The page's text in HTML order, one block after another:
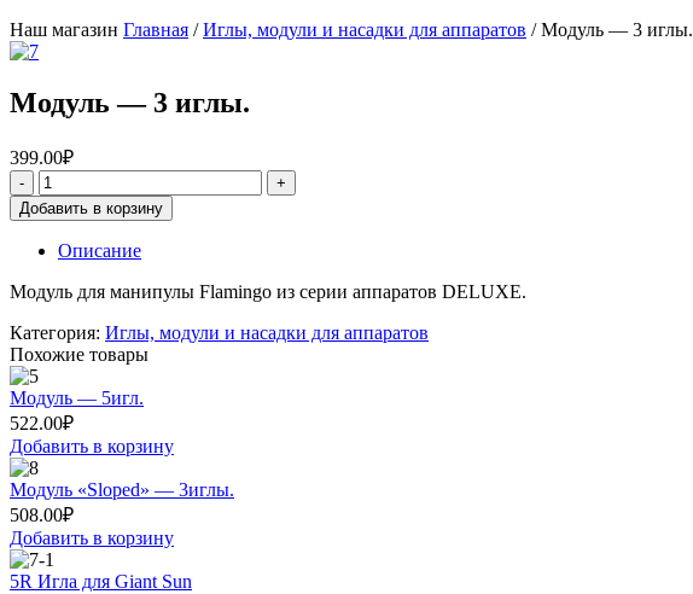
Наш магазин Главная /Иглы, модули и насадки для аппаратов / Модуль — 3 иглы.
Модуль — 3 иглы.
399.00₽
Добавить в корзину
Описание
Модуль для манипулы Flamingo из серии аппаратов DELUXE.
Категория: Иглы, модули и насадки для аппаратов
Похожие товары
Модуль — 5игл.
522.00₽
Добавить в корзину
Модуль «Sloped» — 3иглы.
508.00₽
Добавить в корзину
5R Игла для Giant Sun